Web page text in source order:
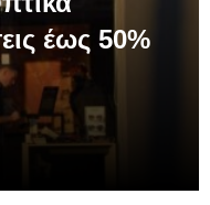
έως 50%